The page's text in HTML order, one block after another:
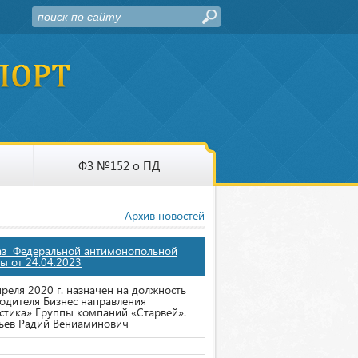
ФЗ №152 о ПД
Архив новостей
Федеральной антимонопольной
от 24.04.2023
2020 г. назначен на должность
Бизнес направления
Группы компаний «Старвей».
Радий Вениаминович